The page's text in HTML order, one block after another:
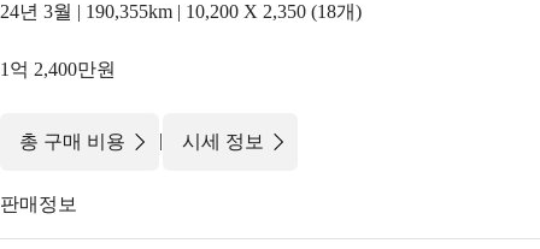
24년 3월 | 190,355km | 10,200 X 2,350 (18개)
1억 2,400만원
총 구매 비용 | 시세 정보
판매정보